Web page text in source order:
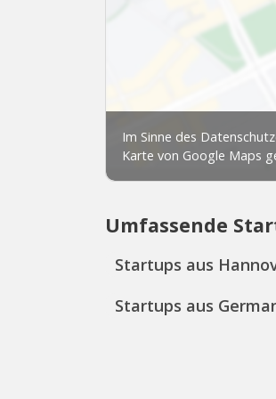
Umfassende
Startups aus
Startups aus